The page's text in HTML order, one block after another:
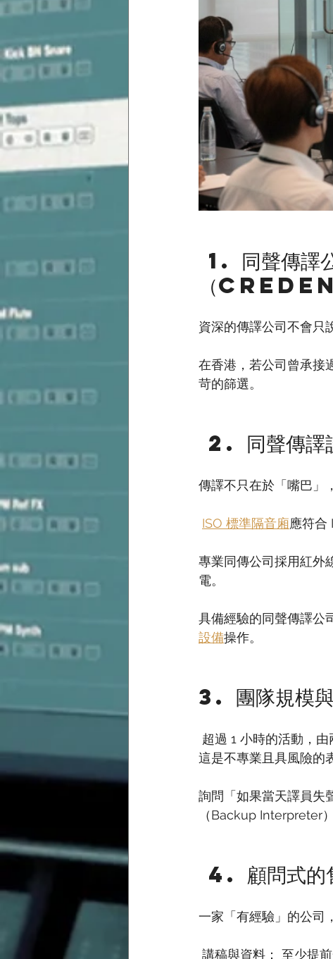
（
資深的傳譯公司不會只
在香港，若公司曾承接
苛的篩選。
2. 同聲傳譯
傳譯不只在於「嘴巴」
ISO 標準隔音廂應符合
專業同傳公司採用紅外
電。
具備經驗的同聲傳譯公
設備操作。
3. 團隊規模
超過 1 小時的活動，由
這是不專業且具風險的
詢問「如果當天譯員失
（Backup Interpreter
4. 顧問式
一家「有經驗」的公司
講稿與資料： 至少提